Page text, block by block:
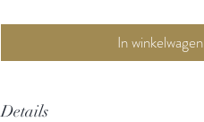
In winkelwagen
Details